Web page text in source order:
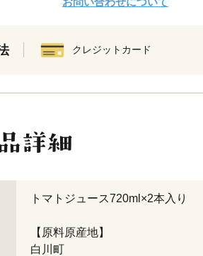
クレジットカード
トマトジュース720ml×2本入り
【原料原産地】
白川町